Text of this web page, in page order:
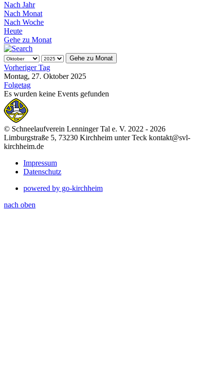
Nach Jahr
Nach Monat
Nach Woche
Heute
Gehe zu Monat
Gehe zu Monat
Vorheriger Tag
Montag, 27. Oktober 2025
Folgetag
Es wurden keine Events gefunden
© Schneelaufverein Lenninger Tal e. V. 2022 - 2026
Limburgstraße 5, 73230 Kirchheim unter Teck kontakt@svl-
kirchheim.de
Impressum
Datenschutz
powered by go-kirchheim
nach oben